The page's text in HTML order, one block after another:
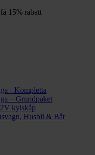
15% rabatt
- Kompletta
– Grundpaket
kylskåp
Husbil & Båt